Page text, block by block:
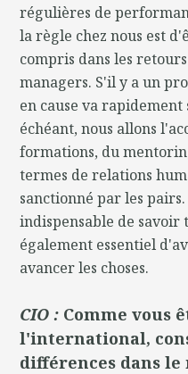
régulières de
la règle chez nous est
compris dans les
managers. S'il y a un
en cause va
échéant, nous allons
formations, du
termes de relations
sanctionné par les
indispensable de
également essentiel
avancer les choses.
CIO : Comme vous
l'international,
différences dans